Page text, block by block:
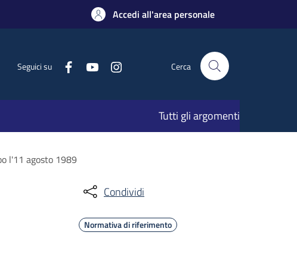
Accedi all'area personale
Seguici su Cerca
Tutti gli argomenti
l'11 agosto 1989
Condividi
Normativa di riferimento